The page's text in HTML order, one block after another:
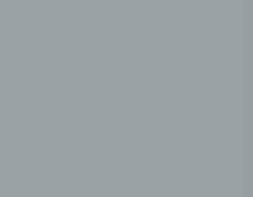
einzuschränken.